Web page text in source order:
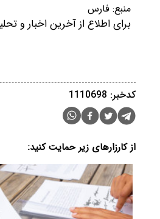
منبع: فارس
برای اطلاع از آخرین اخبار و
کدخبر: 1110698
از کارزارهای زیر حمایت کنید: